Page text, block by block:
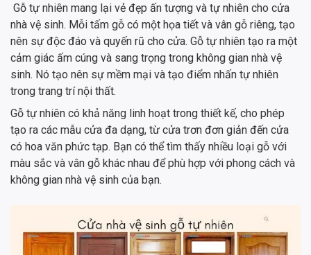
Gỗ tự nhiên mang lại vẻ đẹp ấn tượng và tự nhiên cho cửa
nhà vệ sinh. Mỗi tấm gỗ có một họa tiết và vân gỗ riêng, tạo
nên sự độc đáo và quyến rũ cho cửa. Gỗ tự nhiên tạo ra một
cảm giác ấm cúng và sang trọng trong không gian nhà vệ
sinh. Nó tạo nên sự mềm mại và tạo điểm nhấn tự nhiên
trong trang trí nội thất.
Gỗ tự nhiên có khả năng linh hoạt trong thiết kế, cho phép
tạo ra các mẫu cửa đa dạng, từ cửa trơn đơn giản đến cửa
có hoa văn phức tạp. Bạn có thể tìm thấy nhiều loại gỗ với
màu sắc và vân gỗ khác nhau để phù hợp với phong cách và
không gian nhà vệ sinh của bạn.